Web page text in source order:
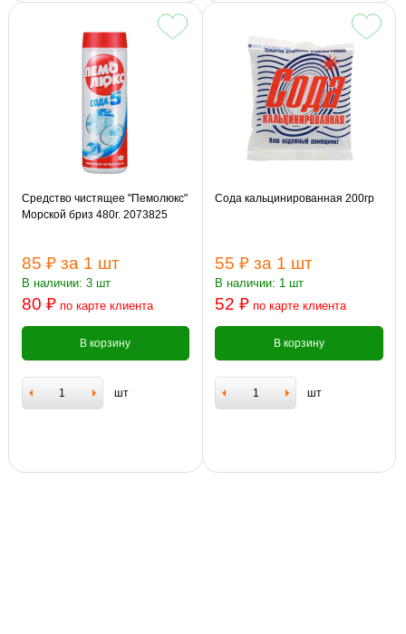
Средство чистящее "Пемолюкс"
Морской бриз 480г. 2073825
85 ₽ за 1 шт
В наличии: 3 шт
80 ₽ по карте клиента
В корзину
шт
Сода кальцинированная 200гр
55 ₽ за 1 шт
В наличии: 1 шт
52 ₽ по карте клиента
В корзину
шт